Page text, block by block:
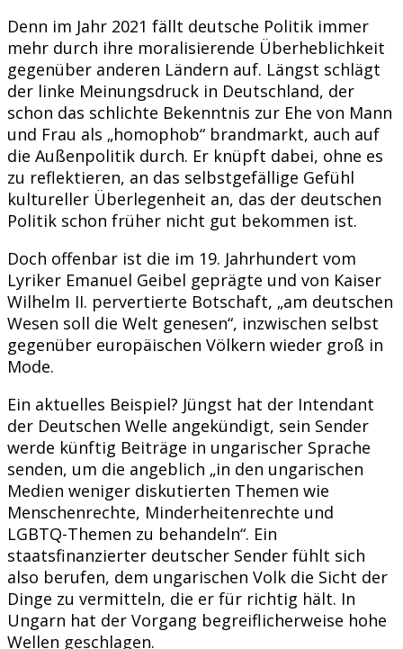
Denn im Jahr 2021 fällt deutsche Politik immer
mehr durch ihre moralisierende Überheblichkeit
gegenüber anderen Ländern auf. Längst schlägt
der linke Meinungsdruck in Deutschland, der
schon das schlichte Bekenntnis zur Ehe von Mann
und Frau als „homophob“ brandmarkt, auch auf
die Außenpolitik durch. Er knüpft dabei, ohne es
zu reflektieren, an das selbstgefällige Gefühl
kultureller Überlegenheit an, das der deutschen
Politik schon früher nicht gut bekommen ist.
Doch offenbar ist die im 19. Jahrhundert vom
Lyriker Emanuel Geibel geprägte und von Kaiser
Wilhelm II. pervertierte Botschaft, „am deutschen
Wesen soll die Welt genesen“, inzwischen selbst
gegenüber europäischen Völkern wieder groß in
Mode.
Ein aktuelles Beispiel? Jüngst hat der Intendant
der Deutschen Welle angekündigt, sein Sender
werde künftig Beiträge in ungarischer Sprache
senden, um die angeblich „in den ungarischen
Medien weniger diskutierten Themen wie
Menschenrechte, Minderheitenrechte und
LGBTQ-Themen zu behandeln“. Ein
staatsfinanzierter deutscher Sender fühlt sich
also berufen, dem ungarischen Volk die Sicht der
Dinge zu vermitteln, die er für richtig hält. In
Ungarn hat der Vorgang begreiflicherweise hohe
Wellen geschlagen.